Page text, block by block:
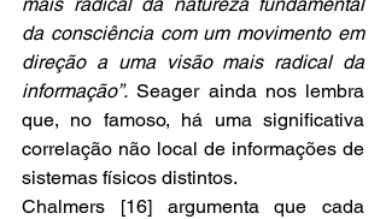
da consciência com um movimento em
direção a uma visão mais radical da
informação”. Seager ainda nos lembra
que, no famoso, há uma significativa
correlação não local de informações de
sistemas físicos distintos.
Chalmers [16] argumenta que cada